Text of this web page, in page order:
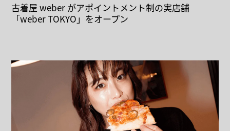
古着屋 weber がアポイントメント制の実店舗
「weber TOKYO」をオープン